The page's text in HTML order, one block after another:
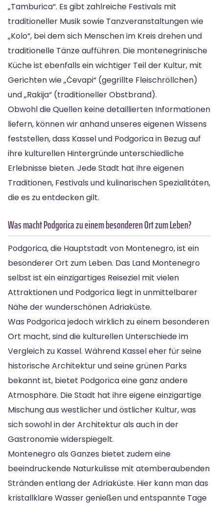
„Tamburica“. Es gibt zahlreiche Festivals mit
traditioneller Musik sowie Tanzveranstaltungen wie
„Kolo“, bei dem sich Menschen im Kreis drehen und
traditionelle Tänze aufführen. Die montenegrinische
Küche ist ebenfalls ein wichtiger Teil der Kultur, mit
Gerichten wie „Ćevapi“ (gegrillte Fleischröllchen)
und „Rakija“ (traditioneller Obstbrand).
Obwohl die Quellen keine detaillierten Informationen
liefern, können wir anhand unseres eigenen Wissens
feststellen, dass Kassel und Podgorica in Bezug auf
ihre kulturellen Hintergründe unterschiedliche
Erlebnisse bieten. Jede Stadt hat ihre eigenen
Traditionen, Festivals und kulinarischen Spezialitäten,
die es zu entdecken gilt.
Was macht Podgorica zu einem besonderen Ort zum Leben?
Podgorica, die Hauptstadt von Montenegro, ist ein
besonderer Ort zum Leben. Das Land Montenegro
selbst ist ein einzigartiges Reiseziel mit vielen
Attraktionen und Podgorica liegt in unmittelbarer
Nähe der wunderschönen Adriaküste.
Was Podgorica jedoch wirklich zu einem besonderen
Ort macht, sind die kulturellen Unterschiede im
Vergleich zu Kassel. Während Kassel eher für seine
historische Architektur und seine grünen Parks
bekannt ist, bietet Podgorica eine ganz andere
Atmosphäre. Die Stadt hat ihre eigene einzigartige
Mischung aus westlicher und östlicher Kultur, was
sich sowohl in der Architektur als auch in der
Gastronomie widerspiegelt.
Montenegro als Ganzes bietet zudem eine
beeindruckende Naturkulisse mit atemberaubenden
Stränden entlang der Adriaküste. Hier kann man das
kristallklare Wasser genießen und entspannte Tage